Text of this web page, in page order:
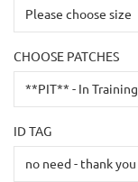
CHOOSE PATCHES
ID TAG